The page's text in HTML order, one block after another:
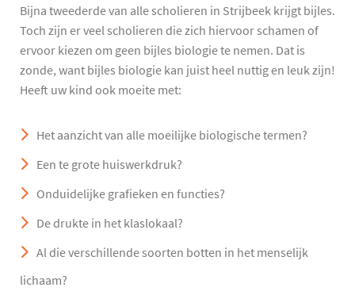
Bijna tweederde van alle scholieren in Strijbeek krijgt bijles.
Toch zijn er veel scholieren die zich hiervoor schamen of
ervoor kiezen om geen bijles biologie te nemen. Dat is
zonde, want bijles biologie kan juist heel nuttig en leuk zijn!
Heeft uw kind ook moeite met:
Het aanzicht van alle moeilijke biologische termen?
Een te grote huiswerkdruk?
Onduidelijke grafieken en functies?
De drukte in het klaslokaal?
Al die verschillende soorten botten in het menselijk
lichaam?